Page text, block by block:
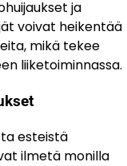
ja
voivat heikentää
mikä tekee
liiketoiminnassa.
esteistä
ilmetä monilla